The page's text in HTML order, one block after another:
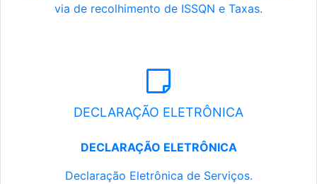
via de recolhimento de ISSQN e Taxas.
DECLARAÇÃO ELETRÔNICA
DECLARAÇÃO ELETRÔNICA
Declaração Eletrônica de Serviços.